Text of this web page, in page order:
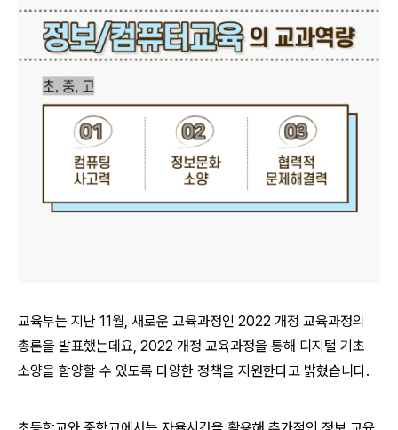
교육부는 지난 11월, 새로운 교육과정인 2022 개정 교육과정의
총론을 발표했는데요, 2022 개정 교육과정을 통해 디지털 기초
소양을 함양할 수 있도록 다양한 정책을 지원한다고 밝혔습니다.